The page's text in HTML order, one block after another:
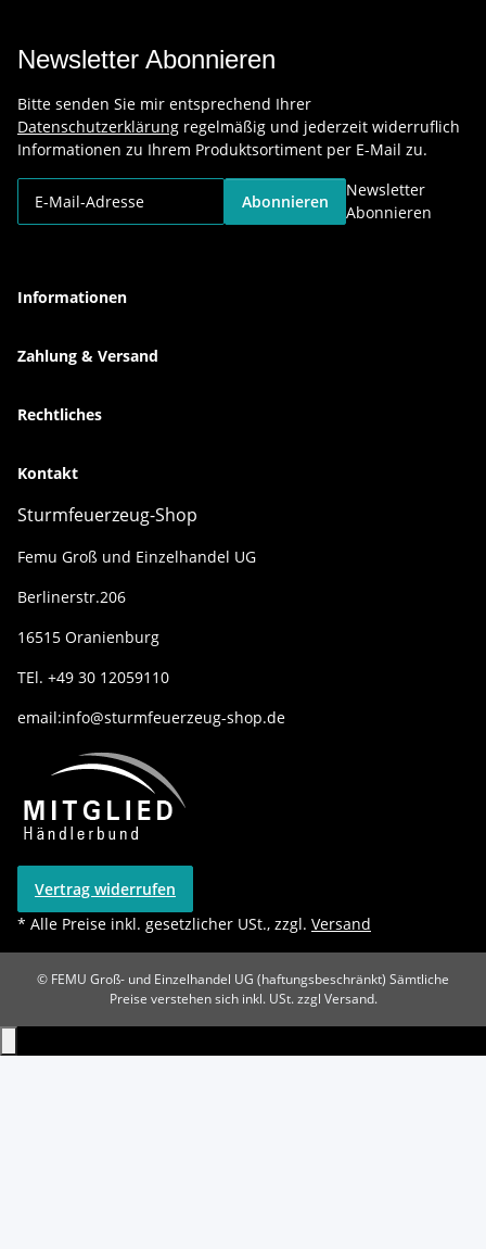
Newsletter Abonnieren
Bitte senden Sie mir entsprechend Ihrer
Datenschutzerklärung regelmäßig und jederzeit widerruflich
Informationen zu Ihrem Produktsortiment per E-Mail zu.
Abonnieren
Newsletter
Abonnieren
Informationen
Zahlung & Versand
Rechtliches
Kontakt
Sturmfeuerzeug-Shop
Femu Groß und Einzelhandel UG
Berlinerstr.206
16515 Oranienburg
TEl. +49 30 12059110
email:info@sturmfeuerzeug-shop.de
Vertrag widerrufen
* Alle Preise inkl. gesetzlicher USt., zzgl. Versand
© FEMU Groß- und Einzelhandel UG (haftungsbeschränkt) Sämtliche
Preise verstehen sich inkl. USt. zzgl Versand.